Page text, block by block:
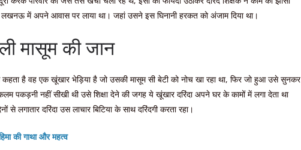
में अपने आवास पर लाया था। जहां उसने इस घिनानी हरकत को अंजाम दिया था।
मासूम की जान
कहता है वह एक खूंखार भेड़िया है जो उसकी मासूम सी बेटी को नोच खा रहा था, फिर जो हुआ उसे सुनकर
पकड़नी नहीं सीखी थी उसे शिक्षा देने की जगह ये खूंखार दरिंदा अपने घर के कामों में लगा देता था
से लगातार दरिंदा उस लाचार बिटिया के साथ दरिंदगी करता रहा।
की गाथा और महत्व